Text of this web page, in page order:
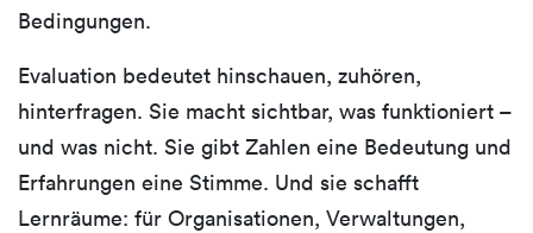
Bedingungen.
Evaluation bedeutet hinschauen, zuhören,
hinterfragen. Sie macht sichtbar, was funktioniert –
und was nicht. Sie gibt Zahlen eine Bedeutung und
Erfahrungen eine Stimme. Und sie schafft
Lernräume: für Organisationen, Verwaltungen,